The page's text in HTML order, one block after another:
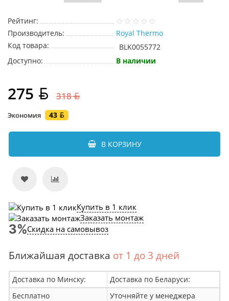
Рейтинг:
Производитель:
Royal Thermo
Код товара:
BLK0055772
Доступно:
В наличии
275 318
Экономия 43
В КОРЗИНУ
Купить в 1 клик
Заказать монтаж
Скидка на самовывоз
Ближайшая доставка от 1 до 3 дней
Доставка по Минску:
Доставка по Беларуси:
Бесплатно
Уточняйте у менеджера